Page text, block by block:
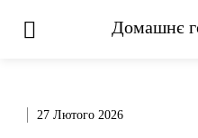
Домашнє
27 Лютого 2026